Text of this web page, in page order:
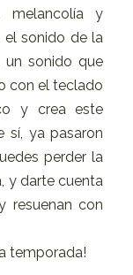
melancolía y
el sonido de la
un sonido que
con el teclado
y crea este
sí, ya pasaron
perder la
y darte cuenta
resuenan con
temporada!